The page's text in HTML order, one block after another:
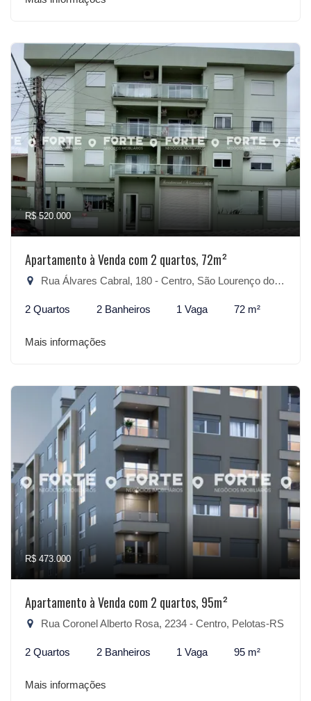
R$ 520.000
Apartamento à Venda com 2 quartos, 72m²
Rua Álvares Cabral, 180 - Centro, São Lourenço do Sul-RS
2 Quartos 2 Banheiros 1 Vaga 72 m²
Mais informações
R$ 473.000
Apartamento à Venda com 2 quartos, 95m²
Rua Coronel Alberto Rosa, 2234 - Centro, Pelotas-RS
2 Quartos 2 Banheiros 1 Vaga 95 m²
Mais informações